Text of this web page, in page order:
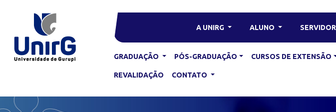
A UNIRG ALUNO SERVIDOR
GRADUAÇÃO PÓS-GRADUAÇÃO CURSOS DE EXTENSÃO
REVALIDAÇÃO CONTATO